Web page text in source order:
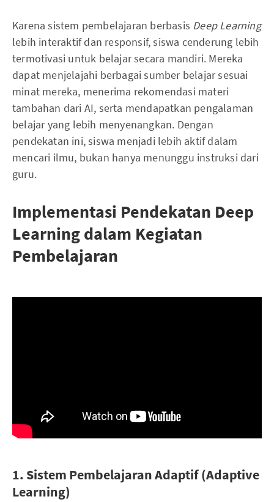
Karena sistem pembelajaran berbasis Deep Learning
lebih interaktif dan responsif, siswa cenderung lebih
termotivasi untuk belajar secara mandiri. Mereka
dapat menjelajahi berbagai sumber belajar sesuai
minat mereka, menerima rekomendasi materi
tambahan dari AI, serta mendapatkan pengalaman
belajar yang lebih menyenangkan. Dengan
pendekatan ini, siswa menjadi lebih aktif dalam
mencari ilmu, bukan hanya menunggu instruksi dari
guru.
Implementasi Pendekatan Deep
Learning dalam Kegiatan
Pembelajaran
1. Sistem Pembelajaran Adaptif (Adaptive
Learning)